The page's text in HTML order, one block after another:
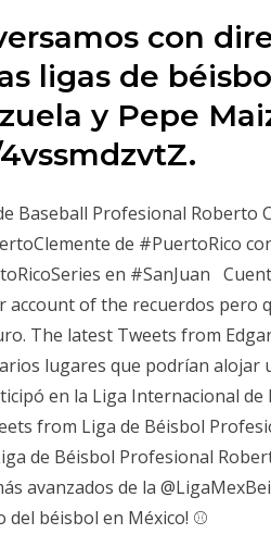
con
ligas de
y Pepe
Baseball Profesional Roberto
de #PuertoRico
en #SanJuan
of the recuerdos pero
The latest Tweets from
lugares que podrían alojar
en la Liga Internacional de
from Liga de Béisbol
de Béisbol Profesional
avanzados de la
béisbol en México! ⚾